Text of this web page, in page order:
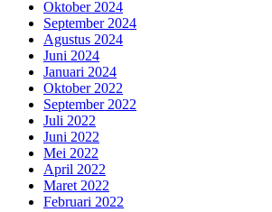
Oktober 2024
September 2024
Agustus 2024
Juni 2024
Januari 2024
Oktober 2022
September 2022
Juli 2022
Juni 2022
Mei 2022
April 2022
Maret 2022
Februari 2022